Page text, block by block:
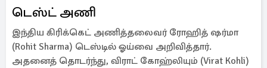
டெஸ்ட் அணி
இந்திய கிரிக்கெட் அணித்தலைவர் ரோஹித் ஷர்மா
(Rohit Sharma) டெஸ்டில் ஓய்வை அறிவித்தார்.
அதனைத் தொடர்ந்து, விராட் கோஹ்லியும் (Virat Kohli)